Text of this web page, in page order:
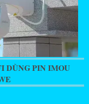
DÙNG PIN IMOU